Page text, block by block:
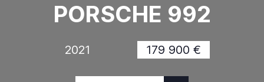
PORSCHE 992
2021 179 900 €